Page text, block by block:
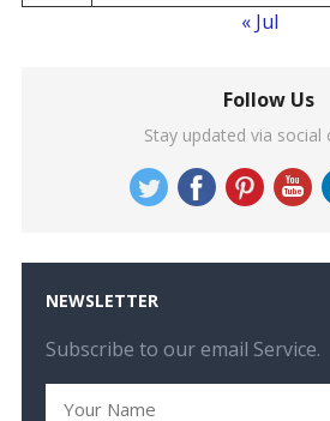
« Jul
Follow Us
Stay updated via social
NEWSLETTER
Subscribe to our email Service.